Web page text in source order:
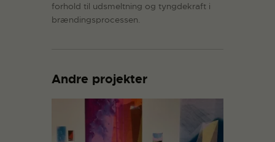
forhold til udsmeltning og tyngdekraft i
brændingsprocessen.
Andre projekter